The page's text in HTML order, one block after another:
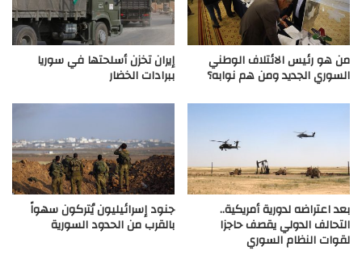
من هو رئيس الائتلاف الوطني
السوري الجديد ومن هم نوابه؟
إيران تخزن أسلحتها في سوريا
ببرادات الخضار
بعد اعتراضه لدورية أمريكية..
التحالف الدولي يقصف حاجزا
لقوات النظام السوري
جنود إسرائيليون يُتركون سهواً
بالقرب من الحدود السورية